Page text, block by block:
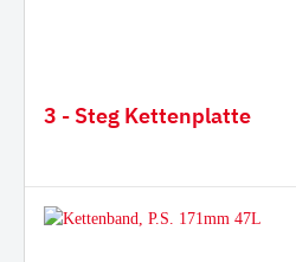
3 - Steg Kettenplatte